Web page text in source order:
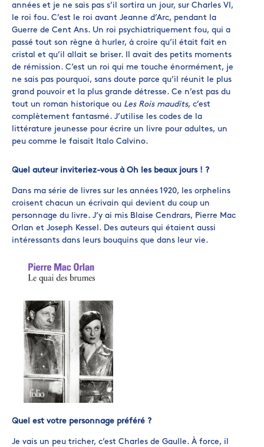
années et je ne sais pas s’il sortira un jour, sur Charles VI,
le roi fou. C’est le roi avant Jeanne d’Arc, pendant la
Guerre de Cent Ans. Un roi psychiatriquement fou, qui a
passé tout son règne à hurler, à croire qu’il était fait en
cristal et qu’il allait se briser. Il avait des petits moments
de rémission. C’est un roi qui me touche énormément, je
ne sais pas pourquoi, sans doute parce qu’il réunit le plus
grand pouvoir et la plus grande détresse. Ce n’est pas du
tout un roman historique ou Les Rois maudits, c’est
complètement fantasmé. J’utilise les codes de la
littérature jeunesse pour écrire un livre pour adultes, un
peu comme le faisait Italo Calvino.
Quel auteur inviteriez-vous à Oh les beaux jours ! ?
Dans ma série de livres sur les années 1920, les orphelins
croisent chacun un écrivain qui devient du coup un
personnage du livre. J’y ai mis Blaise Cendrars, Pierre Mac
Orlan et Joseph Kessel. Des auteurs qui étaient aussi
intéressants dans leurs bouquins que dans leur vie.
Quel est votre personnage préféré ?
Je vais un peu tricher, c’est Charles de Gaulle. À force, il